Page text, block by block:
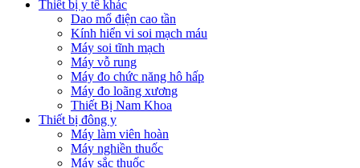
Thiết bị y tế khác
Dao mổ điện cao tần
Kính hiển vi soi mạch máu
Máy soi tĩnh mạch
Máy vỗ rung
Máy đo chức năng hô hấp
Máy đo loãng xương
Thiết Bị Nam Khoa
Thiết bị đông y
Máy làm viên hoàn
Máy nghiền thuốc
Máy sắc thuốc